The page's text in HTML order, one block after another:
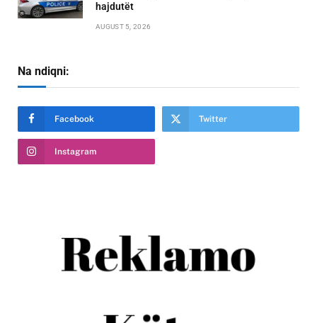
hajdutët
AUGUST 5, 2026
Na ndiqni:
Facebook Twitter
Instagram